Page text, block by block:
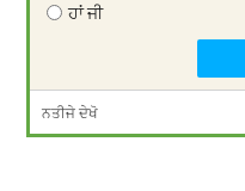
ਹਾਂ ਜੀ
ਨਤੀਜੇ ਦੇਖੋ